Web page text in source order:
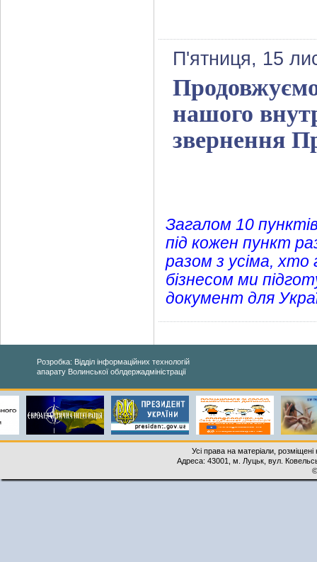
П'ятниця, 15
нашого
звернення
Загалом 10
під кожен пункт
разом з усіма, хто
бізнесом ми
документ для
Розробка: Відділ інформаційних технологій
апарату Волинської облдержадміністрації
Усі права на матеріали,
Адреса: 43001, м. Луцьк, вул.